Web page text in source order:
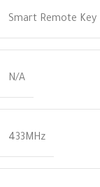
Smart Remote Key
N/A
433MHz